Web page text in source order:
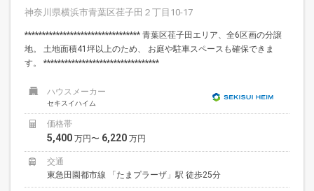
神奈川県横浜市青葉区荏子田２丁目10-17
********************************* 青葉区荏子田エリア、全6区画の分譲
地。 土地面積41坪以上のため、 お庭や駐車スペースも確保できま
す。 *********************************
ハウスメーカー
セキスイハイム
価格帯
5,400 万円〜 6,220 万円
交通
東急田園都市線 「たまプラーザ」駅 徒歩25分